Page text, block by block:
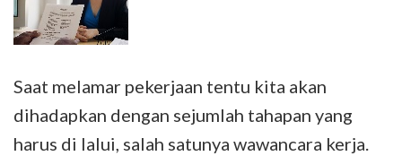
Saat melamar pekerjaan tentu kita akan
dihadapkan dengan sejumlah tahapan yang
harus di lalui, salah satunya wawancara kerja.